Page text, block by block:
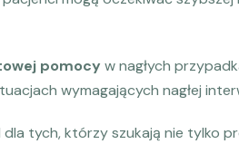
pomocy w nagłych
wymagających nagłej
tych, którzy szukają nie tylko